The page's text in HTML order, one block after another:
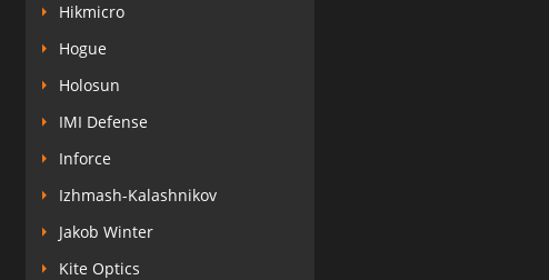
Hikmicro
Hogue
Holosun
IMI Defense
Inforce
Izhmash-Kalashnikov
Jakob Winter
Kite Optics